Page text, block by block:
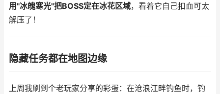
用"冰魄寒光"把BOSS定在冰花区域，看着它自己扣血可太
解压了！
隐藏任务都在地图边缘
上周我刷到个老玩家分享的彩蛋：在沧浪江畔钓鱼时，钓